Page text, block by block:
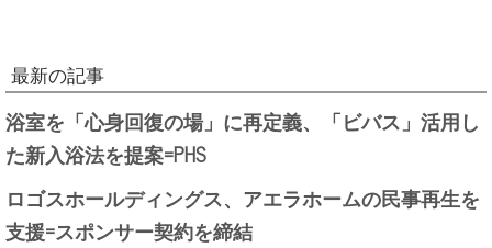
最新の記事
浴室を「心身回復の場」に再定義、「ビバス」活用し
た新入浴法を提案=PHS
ロゴスホールディングス、アエラホームの民事再生を
支援=スポンサー契約を締結